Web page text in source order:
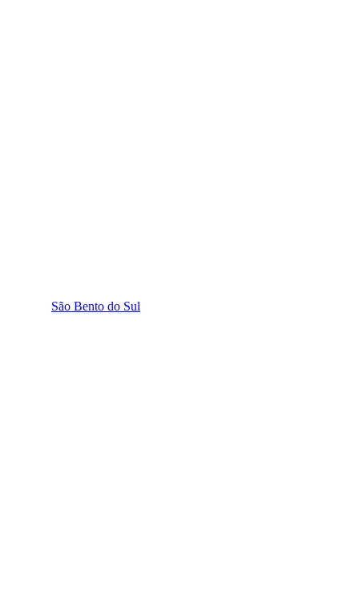
São Bento do Sul